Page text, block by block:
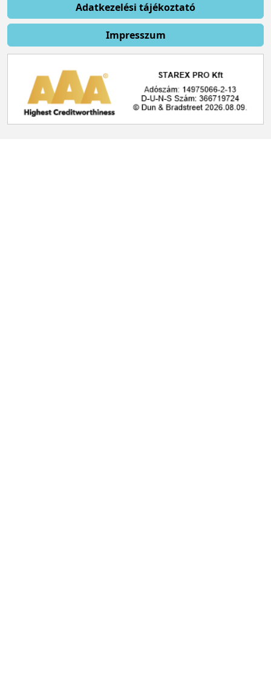
Adatkezelési tájékoztató
Impresszum